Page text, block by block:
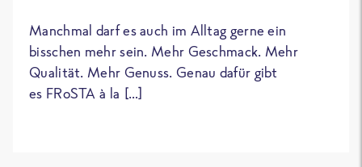
Manchmal darf es auch im Alltag gerne ein
bisschen mehr sein. Mehr Geschmack. Mehr
Qualität. Mehr Genuss. Genau dafür gibt
es FRoSTA à la […]